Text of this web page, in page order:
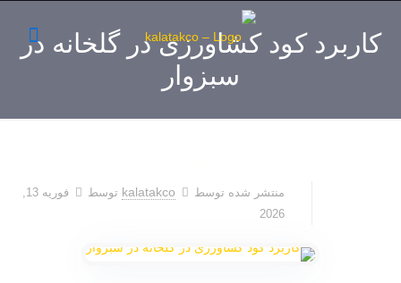
کاربرد کود کشاورزی در گلخانه در
سبزوار
منتشر شده توسط kalatakco توسط
فوریه 13,
2026